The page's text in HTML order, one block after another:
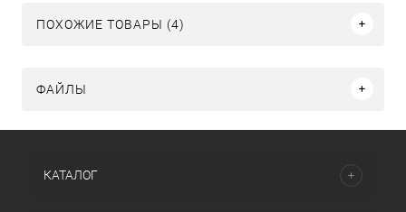
ПОХОЖИЕ ТОВАРЫ (4)
ФАЙЛЫ
КАТАЛОГ